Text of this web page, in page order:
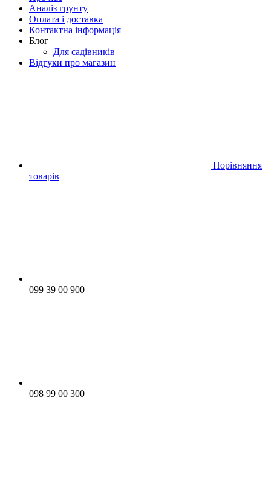
Аналіз грунту
Оплата і доставка
Контактна інформація
Блог
Для садівників
Відгуки про магазин
Порівняння
товарів
099 39 00 900
098 99 00 300